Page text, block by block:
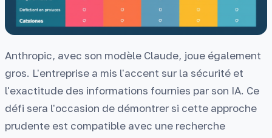
Anthropic, avec son modèle Claude, joue également
gros. L'entreprise a mis l'accent sur la sécurité et
l'exactitude des informations fournies par son IA. Ce
défi sera l'occasion de démontrer si cette approche
prudente est compatible avec une recherche